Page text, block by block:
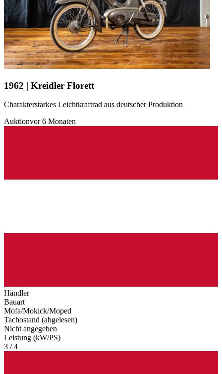
1962 | Kreidler Florett
Charakterstarkes Leichtkraftrad aus deutscher Produktion
Auktionvor 6 Monaten
Händler
Bauart
Mofa/Mokick/Moped
Tachostand (abgelesen)
Nicht angegeben
Leistung (kW/PS)
3 / 4